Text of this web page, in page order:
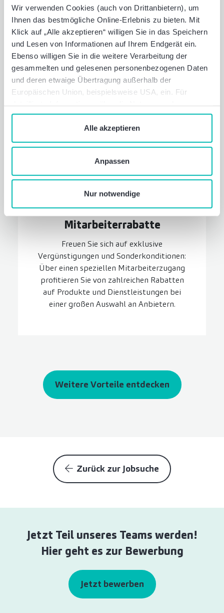
Wir verwenden Cookies (auch von Drittanbietern), um
Ihnen das bestmögliche Online-Erlebnis zu bieten. Mit
Klick auf „Alle akzeptieren“ willigen Sie in das Speichern
und Lesen von Informationen auf Ihrem Endgerät ein.
Ebenso willigen Sie in die weitere Verarbeitung der
gesammelten und gelesenen personenbezogenen Daten
und deren etwaige Übertragung außerhalb der
Europäischen Union, beispielsweise USA, ein. Für
Verwaltung von Cookies klicken Sie auf „Details“. Mit
dem Klick auf „Cookies verbieten“ lehnen Sie die
Verwendung von zustimmungspflichtigen Cookies ab. Sie
, wenn Sie unsere Webseite
nutzen.
Alle akzeptieren
Anpassen
Nur notwendige
allen Lebenslagen. Ob bei der
Kinderbetreuung, bei der Pflege von
Angehörigen oder bei psychischen
Belastungen - unser Familienservice steht
Ihnen mit umfangreichen Beratungs- und
Vermittlungsleistungen zur Seite.
Mitarbeiter­rabatte
Freuen Sie sich auf exklusive
Vergünstigungen und Sonderkonditionen:
Über einen speziellen Mitarbeiterzugang
profitieren Sie von zahlreichen Rabatten
auf Produkte und Dienstleistungen bei
einer großen Auswahl an Anbietern.
Weitere Vorteile entdecken
Zurück zur Jobsuche
Jetzt Teil unseres Teams werden!
Hier geht es zur Bewerbung
Jetzt bewerben